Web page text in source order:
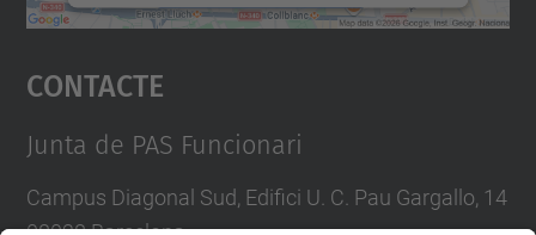
Accepta
powered by
Contacte
Junta de PAS Funcionari
Campus Diagonal Sud, Edifici U. C. Pau Gargallo, 14